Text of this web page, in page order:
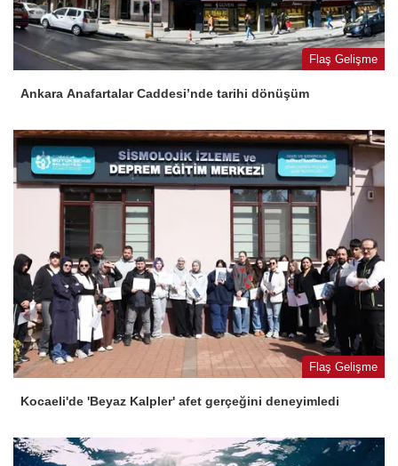
Flaş Gelişme
Ankara Anafartalar Caddesi’nde tarihi dönüşüm
Flaş Gelişme
Kocaeli'de 'Beyaz Kalpler' afet gerçeğini deneyimledi